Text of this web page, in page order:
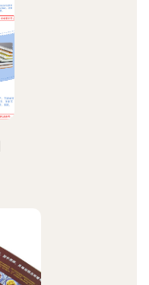
工的一条龙服务。